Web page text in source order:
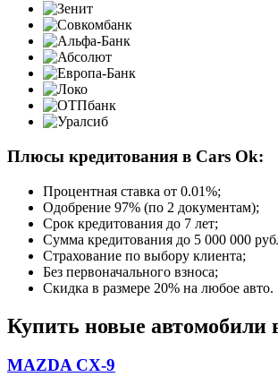
Плюсы кредитования в Cars Ok:
Процентная ставка от 0.01%;
Одобрение 97% (по 2 документам);
Срок кредитования до 7 лет;
Сумма кредитования до 5 000 000
Страхование по выбору клиента;
Без первоначального взноса;
Скидка в размере 20% на любое авто.
Купить новые автомобили
MAZDA CX-9